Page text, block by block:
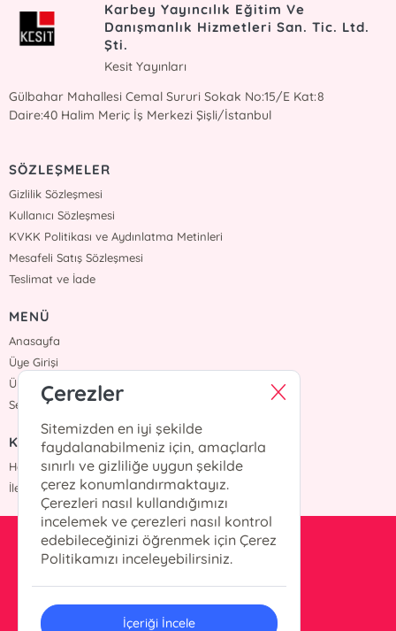
Karbey Yayıncılık Eğitim Ve
Danışmanlık Hizmetleri San. Tic. Ltd.
Şti.
Kesit Yayınları
Gülbahar Mahallesi Cemal Sururi Sokak No:15/E Kat:8
Daire:40 Halim Meriç İş Merkezi Şişli/İstanbul
SÖZLEŞMELER
Gizlilik Sözleşmesi
Kullanıcı Sözleşmesi
KVKK Politikası ve Aydınlatma Metinleri
Mesafeli Satış Sözleşmesi
Teslimat ve İade
MENÜ
Anasayfa
Üye Girişi
Üye Ol
Sepetim
KURUMSAL
Hakkımızda
İletişim
kesit@kesityayinlari.com
Çerezler
Sitemizden en iyi şekilde
faydalanabilmeniz için, amaçlarla
sınırlı ve gizliliğe uygun şekilde
çerez konumlandırmaktayız.
Çerezleri nasıl kullandığımızı
incelemek ve çerezleri nasıl kontrol
edebileceğinizi öğrenmek için Çerez
Politikamızı inceleyebilirsiniz.
İçeriği İncele